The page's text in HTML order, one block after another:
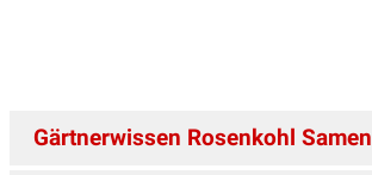
Gärtnerwissen Rosenkohl Samen